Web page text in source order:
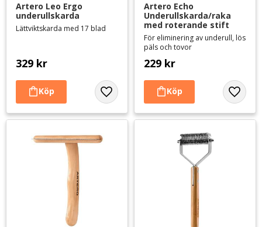
Artero Leo Ergo
underullskarda
Lättviktskarda med 17 blad
329 kr
Lägg till i favoriter
Artero Echo
Underullskarda/raka
med roterande stift
För eliminering av underull, lös
päls och tovor
229 kr
Lägg